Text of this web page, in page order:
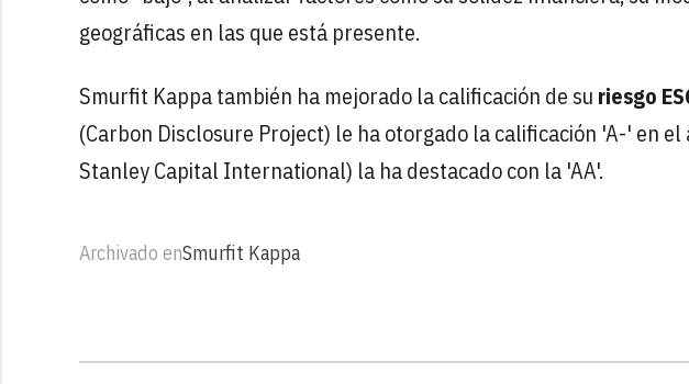
geográficas en las que está presente.
Smurfit Kappa también ha mejorado la calificación de su riesgo
(Carbon Disclosure Project) le ha otorgado la calificación 'A-' en
Stanley Capital International) la ha destacado con la 'AA'.
Archivado enSmurfit Kappa